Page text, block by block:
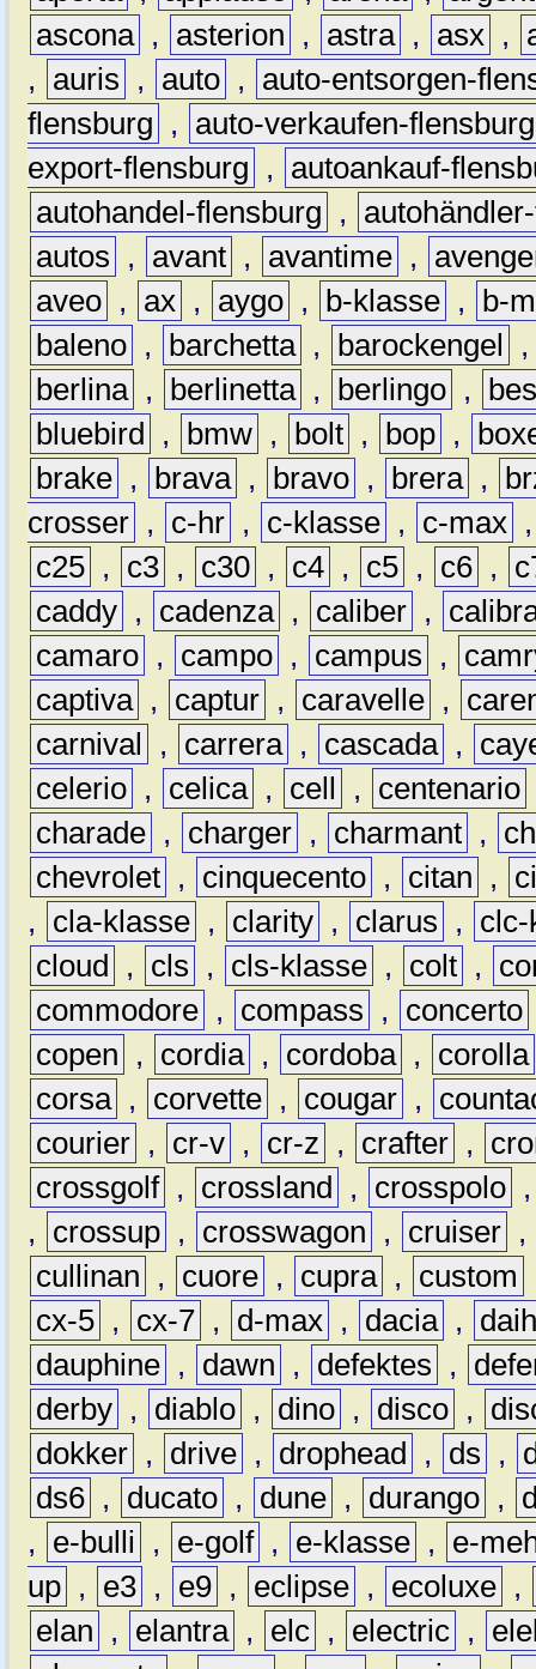
ascona , asterion , astra , asx ,
,
auris , auto ,
auto-entsorgen-
flensburg
,
auto-verkaufen-flensburg
export-flensburg
,
autoankauf-
autohandel-flensburg
,
autos
, avant , avantime ,
aveo , ax , aygo , b-klasse ,
b-
baleno , barchetta , barockengel
berlina , berlinetta , berlingo ,
bluebird
, bmw , bolt , bop ,
brake , brava , bravo , brera ,
crosser , c-hr , c-klasse , c-max
c25 , c3 , c30 , c4 , c5 , c6 ,
caddy , cadenza , caliber ,
camaro , campo , campus ,
captiva , captur , caravelle ,
carnival
, carrera , cascada ,
celerio , celica , cell , centenario
charade , charger , charmant ,
chevrolet , cinquecento , citan ,
,
cla-klasse , clarity , clarus ,
clc-
cloud
, cls , cls-klasse , colt ,
commodore , compass , concerto
copen
, cordia , cordoba ,
corolla
corsa , corvette , cougar ,
courier , cr-v , cr-z , crafter ,
crossgolf , crossland , crosspolo
,
crossup , crosswagon , cruiser ,
cullinan
, cuore , cupra , custom
cx-5 , cx-7 , d-max , dacia ,
dauphine , dawn , defektes ,
derby , diablo , dino , disco ,
dokker , drive , drophead , ds ,
ds6 , ducato , dune , durango ,
,
e-bulli , e-golf , e-klasse ,
e-
up , e3 , e9 , eclipse , ecoluxe ,
elan
, elantra , elc , electric ,